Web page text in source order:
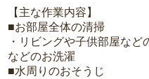
【主な作業内容】
■お部屋全体の清掃
・リビングや子供部屋な
などのお洗濯
■水周りのおそうじ